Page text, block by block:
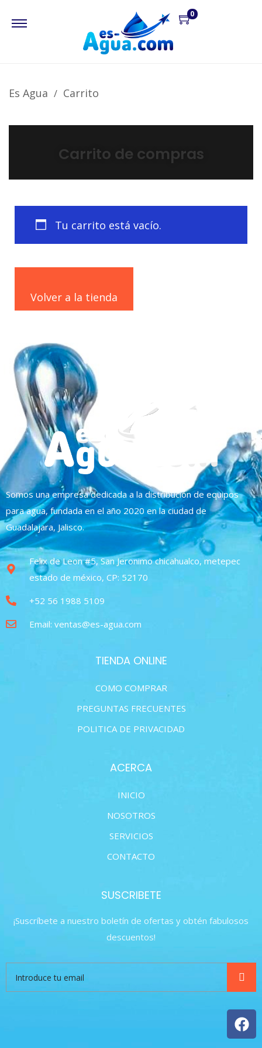
0
Es Agua Carrito
Carrito de compras
Tu carrito está vacío.
Volver a la tienda
Somos una empresa dedicada a la distribución de equipos
para agua, fundada en el año 2020 en la ciudad de
Guadalajara, Jalisco.
Felix de Leon #5, San Jeronimo chicahualco, metepec
estado de méxico, CP: 52170
+52 56 1988 5109
Email: ventas@es-agua.com
TIENDA ONLINE
COMO COMPRAR
PREGUNTAS FRECUENTES
POLITICA DE PRIVACIDAD
ACERCA
INICIO
NOSOTROS
SERVICIOS
CONTACTO
SUSCRIBETE
¡Suscríbete a nuestro boletín de ofertas y obtén fabulosos
descuentos!